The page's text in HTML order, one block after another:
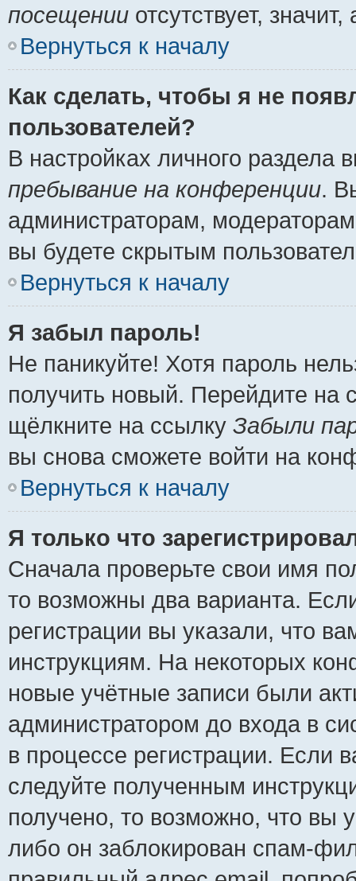
посещении отсутствует,
Вернуться к началу
Как сделать, чтобы я не
пользователей?
В настройках личного
пребывание на конференции.
администраторам,
вы будете скрытым
Вернуться к началу
Я забыл пароль!
Не паникуйте! Хотя пароль
получить новый. Перейдите на
щёлкните на ссылку Забыли
вы снова сможете войти на
Вернуться к началу
Я только что
Сначала проверьте свои имя
то возможны два варианта.
регистрации вы указали, что
инструкциям. На некоторых
новые учётные записи были
администратором до входа в
в процессе регистрации.
следуйте полученным
получено, то возможно, что вы
либо он заблокирован спам-